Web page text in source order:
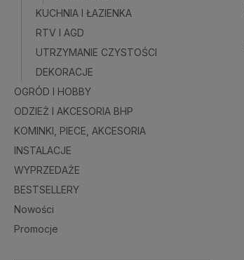
KUCHNIA I ŁAZIENKA
RTV I AGD
UTRZYMANIE CZYSTOŚCI
DEKORACJE
OGRÓD I HOBBY
ODZIEŻ I AKCESORIA BHP
KOMINKI, PIECE, AKCESORIA
INSTALACJE
WYPRZEDAŻE
BESTSELLERY
Nowości
Promocje